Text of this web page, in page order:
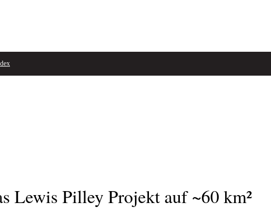
Lewis Pilley Projekt auf ~60 km²